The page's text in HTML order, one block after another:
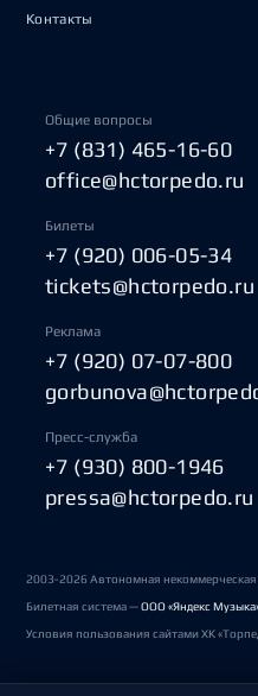
Контакты
Общие вопросы
+7 (831) 465-16-60
office@hctorpedo.ru
Билеты
+7 (920) 006-05-34
tickets@hctorpedo.ru
Реклама
+7 (920) 07-07-800
Пресс-служба
+7 (930) 800-1946
pressa@hctorpedo.ru
2003-2026 Автономная некоммерческая
Билетная система —ООО «Яндекс
Условия пользования сайтами ХК